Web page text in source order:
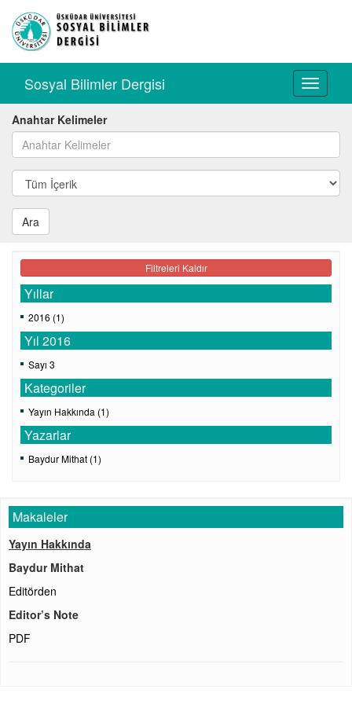
Toggle
Sosyal Bilimler Dergisi
Anahtar Kelimeler
Ara
Filtreleri Kaldır
Yıllar
2016 (1)
Yıl 2016
Sayı 3
Kategoriler
Yayın Hakkında (1)
Yazarlar
Baydur Mithat (1)
Makaleler
Yayın Hakkında
Baydur Mithat
Editörden
Editor’s Note
PDF